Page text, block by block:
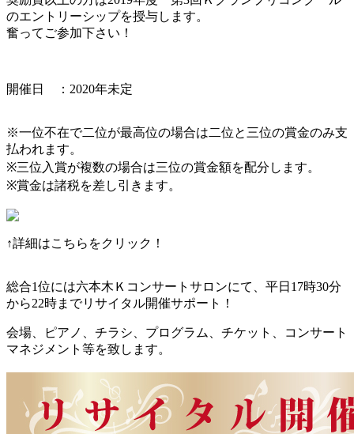
のエントリーシップを授与します。
奮ってご参加下さい！
開催日 ：2020年未定
※一位不在で二位が最高位の場合は二位と三位の賞金のみ支
払われます。
※三位入賞が複数の場合は三位の賞金額を配分します。
※賞金は諸税を差し引きます。
↑詳細はこちらをクリック！
総合1位には六本木Ｋコンサートサロンにて、平日17時30分
から22時までリサイタル開催サポート！
会場、ピアノ、チラシ、プログラム、チケット、コンサート
マネジメント等を致します。